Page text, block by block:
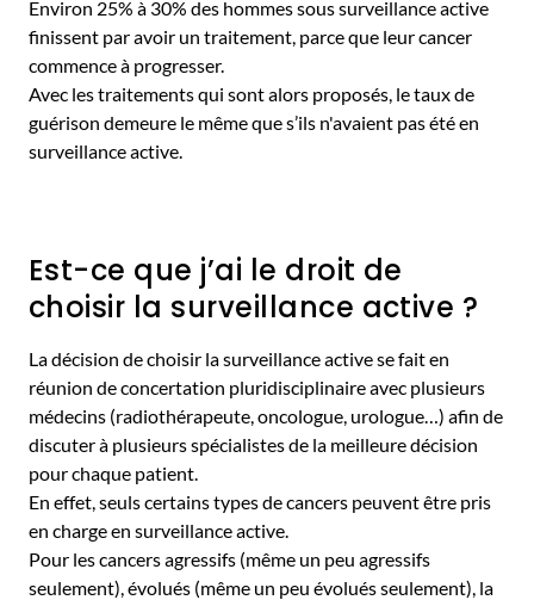
Environ 25% à 30% des hommes sous surveillance active
finissent par avoir un traitement, parce que leur cancer
commence à progresser.
Avec les traitements qui sont alors proposés, le taux de
guérison demeure le même que s’ils n'avaient pas été en
surveillance active.
Est-ce que j’ai le droit de
choisir la surveillance active ?
La décision de choisir la surveillance active se fait en
réunion de concertation pluridisciplinaire avec plusieurs
médecins (radiothérapeute, oncologue, urologue…) afin de
discuter à plusieurs spécialistes de la meilleure décision
pour chaque patient.
En effet, seuls certains types de cancers peuvent être pris
en charge en surveillance active.
Pour les cancers agressifs (même un peu agressifs
seulement), évolués (même un peu évolués seulement), la